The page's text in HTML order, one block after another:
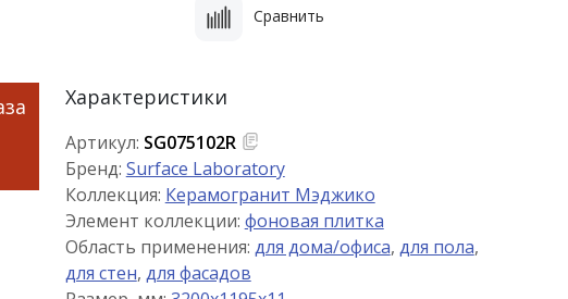
Сравнить
Характеристики
Артикул: SG075102R
Бренд: Surface Laboratory
Коллекция: Керамогранит Мэджико
Элемент коллекции: фоновая плитка
Область применения: для дома/офиса, для пола,
для стен, для фасадов